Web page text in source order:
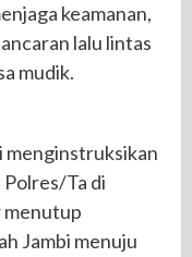
keamanan,
lalu lintas
mudik.
menginstruksikan
Ta di
menutup
Jambi menuju